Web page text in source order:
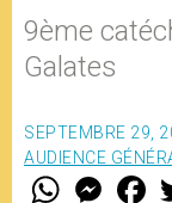
9ème
Galates
SEPTEMBRE 29,
AUDIENCE
W M F